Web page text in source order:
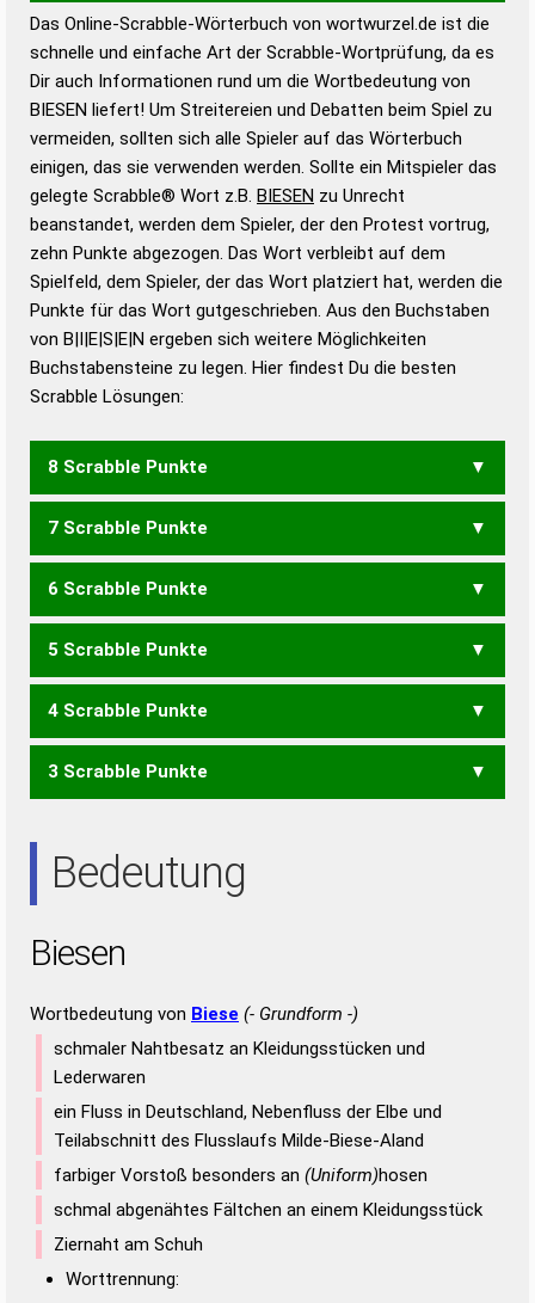
Wortwurzel liefert mit Hilfe eines semantischen
Wortanalyse-Algorithmus gute Anhaltspunkte zu
Wortbedeutung, Worttrennung und Wortform, um die
Gültigkeit eines Wortes für das Scrabble-Spiel zu
bestimmen!
zugelassene Turnier Scrabble-
Wörterbücher sind:
Duden – Standardwerk in 12 Bänden
Duden – Richtiges und gutes
Deutsch
Duden – Die deutsche Grammatik
Duden – Deutsches
Das Online-Scrabble-Wörterbuch von wortwurzel.de ist die
schnelle und einfache Art der Scrabble-Wortprüfung, da es
Dir auch Informationen rund um die Wortbedeutung von
BIESEN liefert! Um Streitereien und Debatten beim Spiel zu
vermeiden, sollten sich alle Spieler auf das Wörterbuch
einigen, das sie verwenden werden. Sollte ein Mitspieler das
gelegte Scrabble® Wort z.B. BIESEN zu Unrecht
beanstandet, werden dem Spieler, der den Protest vortrug,
zehn Punkte abgezogen. Das Wort verbleibt auf dem
Spielfeld, dem Spieler, der das Wort platziert hat, werden die
Punkte für das Wort gutgeschrieben. Aus den Buchstaben
von B|I|E|S|E|N ergeben sich weitere Möglichkeiten
Buchstabensteine zu legen. Hier findest Du die besten
Scrabble Lösungen:
8 Scrabble Punkte
BEINES BENIES SIEBEN
7 Scrabble Punkte
BEINE BEINS BESEN
6 Scrabble Punkte
BEIN BENE BENS BIEN
5 Scrabble Punkte
BEI BEN BIN BIS EINES
4 Scrabble Punkte
EIES EINE EINS EISE
3 Scrabble Punkte
Bedeutung
Biesen
Wortbedeutung von Biese (- Grundform -)
schmaler Nahtbesatz an Kleidungsstücken und
Lederwaren
ein Fluss in Deutschland, Nebenfluss der Elbe und
Teilabschnitt des Flusslaufs Milde-Biese-Aland
farbiger Vorstoß besonders an (Uniform)hosen
schmal abgenähtes Fältchen an einem Kleidungsstück
Ziernaht am Schuh
Worttrennung: